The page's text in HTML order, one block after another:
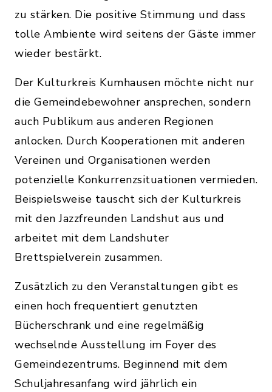
zu stärken. Die positive Stimmung und dass
tolle Ambiente wird seitens der Gäste immer
wieder bestärkt.
Der Kulturkreis Kumhausen möchte nicht nur
die Gemeindebewohner ansprechen, sondern
auch Publikum aus anderen Regionen
anlocken. Durch Kooperationen mit anderen
Vereinen und Organisationen werden
potenzielle Konkurrenzsituationen vermieden.
Beispielsweise tauscht sich der Kulturkreis
mit den Jazzfreunden Landshut aus und
arbeitet mit dem Landshuter
Brettspielverein zusammen.
Zusätzlich zu den Veranstaltungen gibt es
einen hoch frequentiert genutzten
Bücherschrank und eine regelmäßig
wechselnde Ausstellung im Foyer des
Gemeindezentrums. Beginnend mit dem
Schuljahresanfang wird jährlich ein